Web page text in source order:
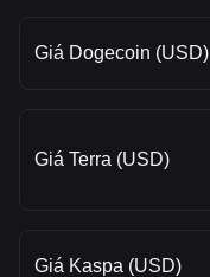
Giá Dogecoin (USD)
Giá Terra (USD)
Giá Kaspa (USD)